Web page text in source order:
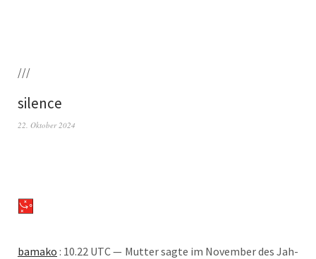
///
silence
22. Oktober 2024
bamako : 10.22 UTC — Mut­ter sag­te im Novem­ber des Jah­